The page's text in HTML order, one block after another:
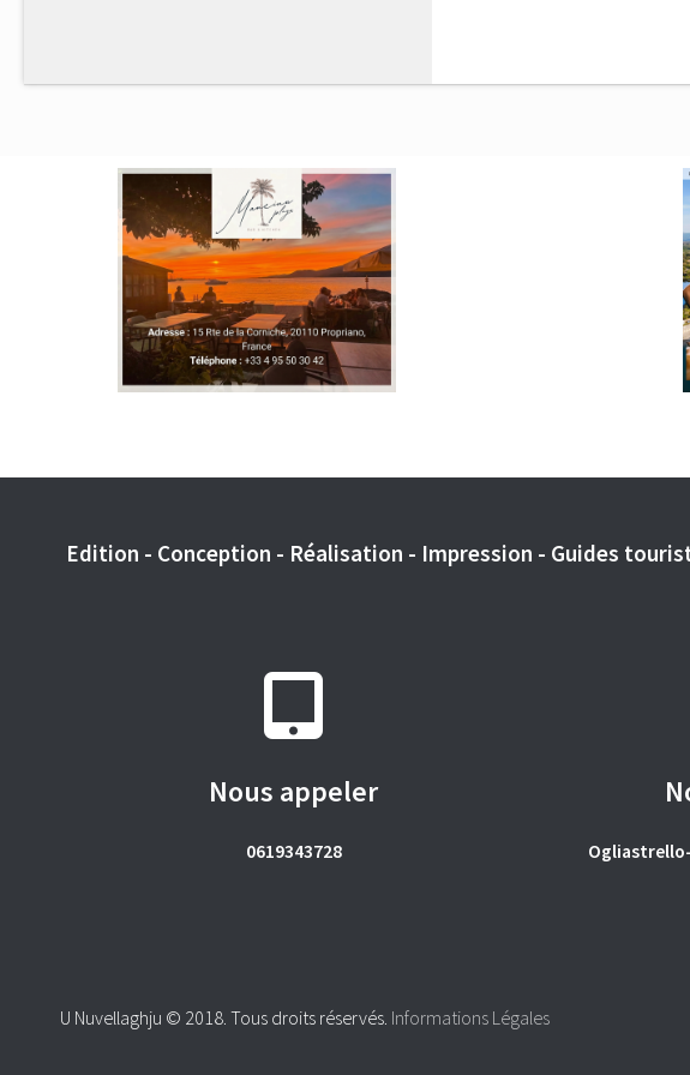
Edition - Conception - Réalisation - Impression - Guides
Nous appeler
0619343728
U Nuvellaghju © 2018. Tous droits réservés. Informations Légales